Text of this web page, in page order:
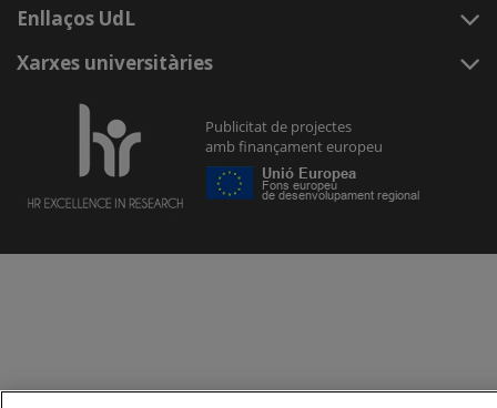
Enllaços UdL
Xarxes universitàries